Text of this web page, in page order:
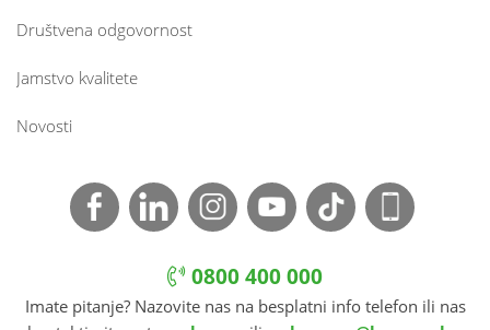
Društvena odgovornost
Jamstvo kvalitete
Novosti
0800 400 000
Imate pitanje? Nazovite nas na besplatni info telefon ili nas